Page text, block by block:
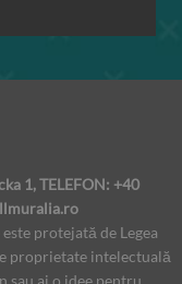
1, TELEFON: +40
protejată de Legea
proprietate intelectuală
sau ai o idee pentru